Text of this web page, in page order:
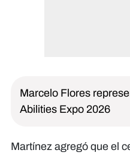
Marcelo Flores
Abilities Expo 2026
Martínez agregó que el